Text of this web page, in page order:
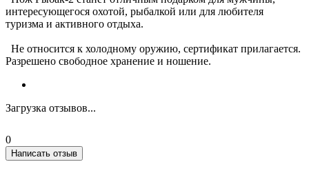
интересующегося охотой, рыбалкой или для любителя
туризма и активного отдыха.
Не относится к холодному оружию, сертификат прилагается.
Разрешено свободное хранение и ношение.
Загрузка отзывов...
0
Написать отзыв